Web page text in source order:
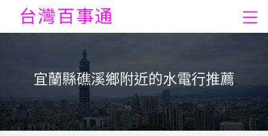
宜蘭縣礁溪鄉附近的水電行推薦